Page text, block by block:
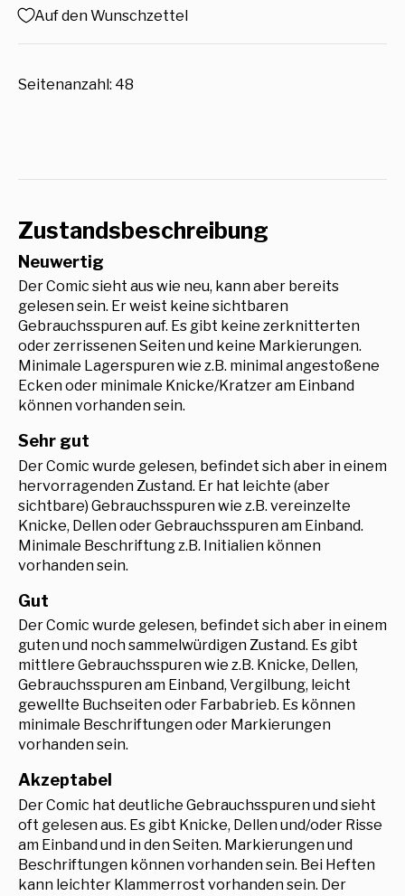
Auf den Wunschzettel
Seitenanzahl: 48
Zustandsbeschreibung
Neuwertig
Der Comic sieht aus wie neu, kann aber bereits
gelesen sein. Er weist keine sichtbaren
Gebrauchsspuren auf. Es gibt keine zerknitterten
oder zerrissenen Seiten und keine Markierungen.
Minimale Lagerspuren wie z.B. minimal angestoßene
Ecken oder minimale Knicke/Kratzer am Einband
können vorhanden sein.
Sehr gut
Der Comic wurde gelesen, befindet sich aber in einem
hervorragenden Zustand. Er hat leichte (aber
sichtbare) Gebrauchsspuren wie z.B. vereinzelte
Knicke, Dellen oder Gebrauchsspuren am Einband.
Minimale Beschriftung z.B. Initialien können
vorhanden sein.
Gut
Der Comic wurde gelesen, befindet sich aber in einem
guten und noch sammelwürdigen Zustand. Es gibt
mittlere Gebrauchsspuren wie z.B. Knicke, Dellen,
Gebrauchsspuren am Einband, Vergilbung, leicht
gewellte Buchseiten oder Farbabrieb. Es können
minimale Beschriftungen oder Markierungen
vorhanden sein.
Akzeptabel
Der Comic hat deutliche Gebrauchsspuren und sieht
oft gelesen aus. Es gibt Knicke, Dellen und/oder Risse
am Einband und in den Seiten. Markierungen und
Beschriftungen können vorhanden sein. Bei Heften
kann leichter Klammerrost vorhanden sein. Der